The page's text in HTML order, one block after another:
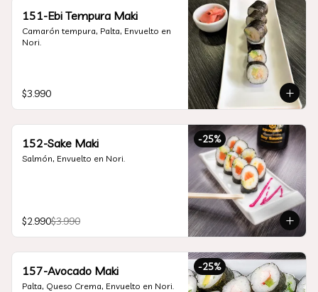
151-Ebi Tempura Maki
Camarón tempura, Palta, Envuelto en
Nori.
$3.990
-25%
152-Sake Maki
Salmón, Envuelto en Nori.
$2.990$3.990
-25%
157-Avocado Maki
Palta, Queso Crema, Envuelto en Nori.